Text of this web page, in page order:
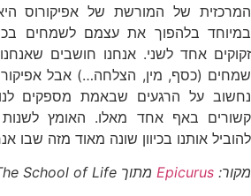
המרכזית של המורשת של אפיקורוס
במיוחד בלהפוך את עצמם לשמחים
זקוקים אחד לשני. אנחנו חושבים
שמחים (כסף, מין, הצלחה…) אבל
נחשוב על הרגעים שבאמת מספקים
קשורים באף אחד מאלו. האומץ לשנות
להוביל אותנו בכיוון שונה מאוד מזה שבו
מקור: Epicurus מתוך The School of Life